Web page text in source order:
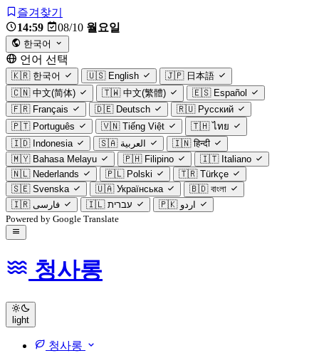
즐겨찾기
14:59
08/10 월요일
한국어
언어 선택
🇰🇷 한국어 🇺🇸 English 🇯🇵 日本語
🇨🇳 中文(简体) 🇹🇼 中文(繁體) 🇪🇸 Español
🇫🇷 Français 🇩🇪 Deutsch 🇷🇺 Русский
🇵🇹 Português 🇻🇳 Tiếng Việt 🇹🇭 ไทย
🇮🇩 Indonesia 🇸🇦 العربية 🇮🇳 हिन्दी
🇲🇾 Bahasa Melayu 🇵🇭 Filipino 🇮🇹 Italiano
🇳🇱 Nederlands 🇵🇱 Polski 🇹🇷 Türkçe
🇸🇪 Svenska 🇺🇦 Українська 🇧🇩 বাংলা
🇮🇷 فارسی 🇮🇱 עברית 🇵🇰 اردو
Powered by Google Translate
청사롱
light
청사롱